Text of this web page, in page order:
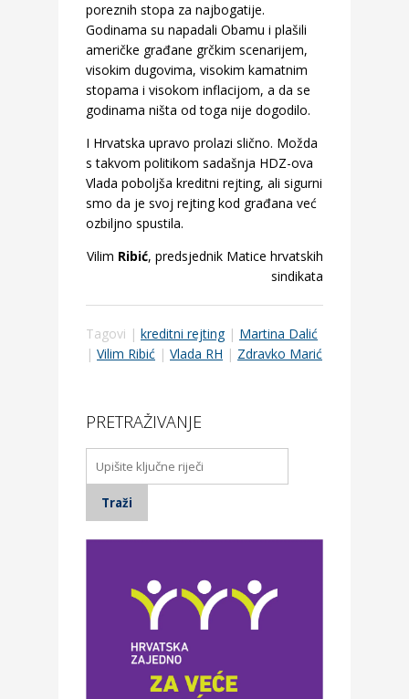
poreznih stopa za najbogatije.
Godinama su napadali Obamu i plašili
američke građane grčkim scenarijem,
visokim dugovima, visokim kamatnim
stopama i visokom inflacijom, a da se
godinama ništa od toga nije dogodilo.
I Hrvatska upravo prolazi slično. Možda
s takvom politikom sadašnja HDZ-ova
Vlada poboljša kreditni rejting, ali sigurni
smo da je svoj rejting kod građana već
ozbiljno spustila.
Vilim Ribić, predsjednik Matice hrvatskih
sindikata
Tagovi | kreditni rejting| Martina Dalić
| Vilim Ribić | Vlada RH | Zdravko Marić
PRETRAŽIVANJE